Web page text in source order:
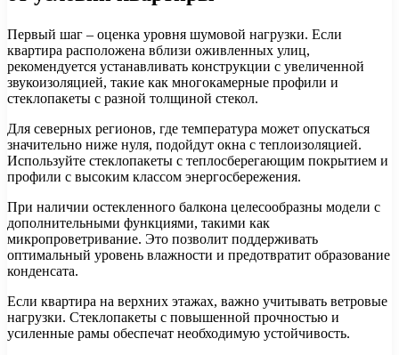
Первый шаг – оценка уровня шумовой нагрузки. Если
квартира расположена вблизи оживленных улиц,
рекомендуется устанавливать конструкции с увеличенной
звукоизоляцией, такие как многокамерные профили и
стеклопакеты с разной толщиной стекол.
Для северных регионов, где температура может опускаться
значительно ниже нуля, подойдут окна с теплоизоляцией.
Используйте стеклопакеты с теплосберегающим покрытием и
профили с высоким классом энергосбережения.
При наличии остекленного балкона целесообразны модели с
дополнительными функциями, такими как
микропроветривание. Это позволит поддерживать
оптимальный уровень влажности и предотвратит образование
конденсата.
Если квартира на верхних этажах, важно учитывать ветровые
нагрузки. Стеклопакеты с повышенной прочностью и
усиленные рамы обеспечат необходимую устойчивость.